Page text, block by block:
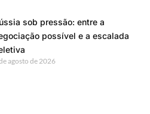
sob pressão: entre a
possível e a escalada
agosto de 2026